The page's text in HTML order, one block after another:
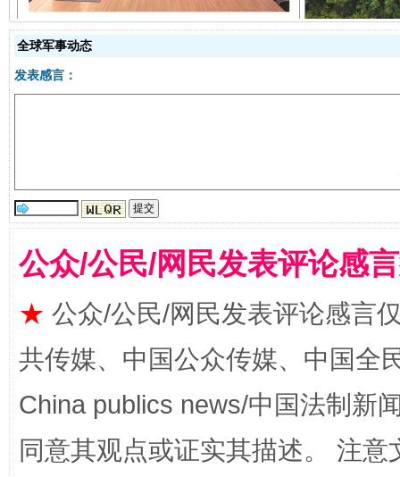
全民健身五年计划来了！等你上场
全球军事动态
发表感言：
公众/公民/网民发表评论感
★ 公众/公民/网民发表评论感言
共传媒、中国公众传媒、中国全
China publics news/中国法制新
同意其观点或证实其描述。 注